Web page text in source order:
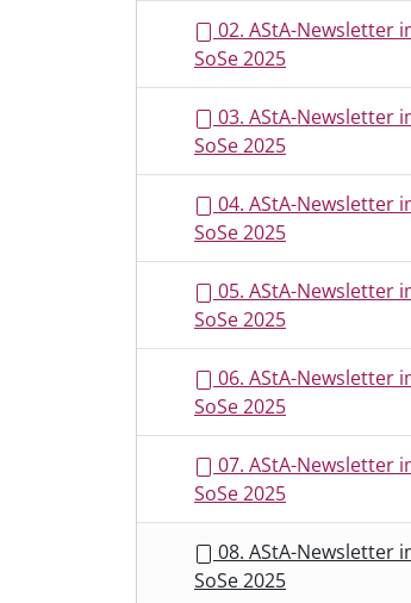
02. AStA-Newsletter
SoSe 2025
03. AStA-Newsletter
SoSe 2025
04. AStA-Newsletter
SoSe 2025
05. AStA-Newsletter
SoSe 2025
06. AStA-Newsletter
SoSe 2025
07. AStA-Newsletter
SoSe 2025
08. AStA-Newsletter
SoSe 2025